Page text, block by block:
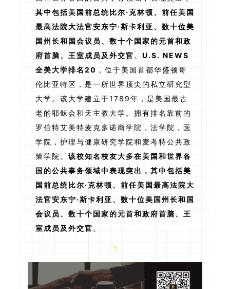
其中包括美国前总统比尔·克林顿、前任美国
最高法院大法官安东宁·斯卡利亚、数十位美
国州长和国会议员、数十个国家的元首和政
府首脑、王室成员及外交官 。 U.S. NEWS
全美大学排名20 ，位于美国首都华盛顿哥
伦比亚特区，是一所世界顶尖的私立研究型
大学。该大学建立于1789年，是美国最古
老的耶稣会和天主教大学。拥有排名靠前的
罗伯特艾美特麦克多诺商学院，法学院，医
学院，护理与健康研究学院和麦考特公共政
策学院。 该校知名校友大多在美国和世界各
国的公共事务领域中表现突出，其中包括美
国前总统比尔·克林顿、前任美国最高法院大
法官安东宁·斯卡利亚、数十位美国州长和国
会议员、数十个国家的元首和政府首脑、王
室成员及外交官 。